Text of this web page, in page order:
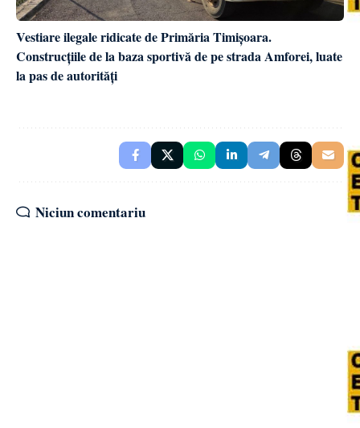
Vestiare ilegale ridicate de Primăria Timișoara.
Construcțiile de la baza sportivă de pe strada Amforei, luate
la pas de autorități
Niciun comentariu